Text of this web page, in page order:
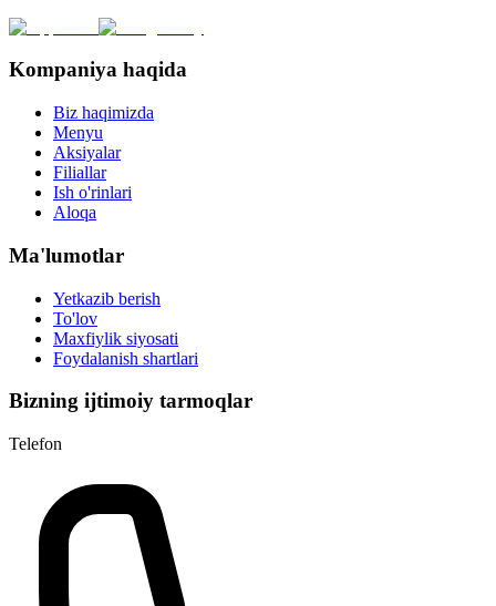
Kompaniya haqida
Biz haqimizda
Menyu
Aksiyalar
Filiallar
Ish o'rinlari
Aloqa
Ma'lumotlar
Yetkazib berish
To'lov
Maxfiylik siyosati
Foydalanish shartlari
Bizning ijtimoiy tarmoqlar
Telefon